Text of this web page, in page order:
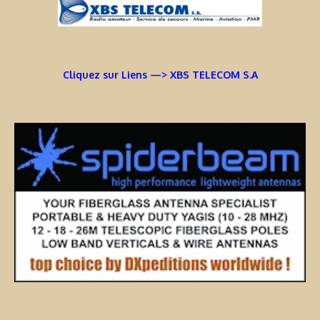
Cliquez sur Liens —> XBS TELECOM S.A